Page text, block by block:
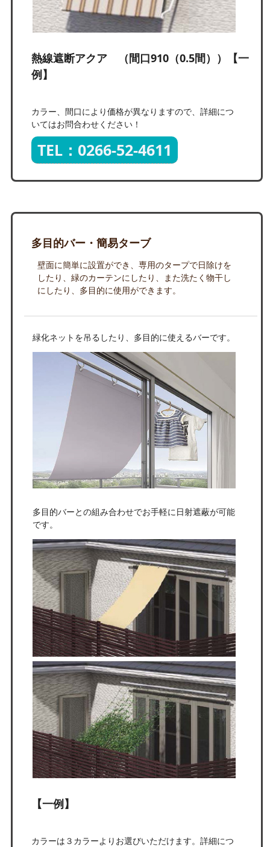
熱線遮断アクア （間口910（0.5間））【一
例】
カラー、間口により価格が異なりますので、詳細につ
いてはお問合わせください！
TEL：0266-52-4611
多目的バー・簡易ターブ
壁面に簡単に設置ができ、専用のタープで日除けを
したり、緑のカーテンにしたり、また洗たく物干し
にしたり、多目的に使用ができます。
緑化ネットを吊るしたり、多目的に使えるバーです。
多目的バーとの組み合わせでお手軽に日射遮蔽が可能
です。
【一例】
カラーは３カラーよりお選びいただけます。詳細につ